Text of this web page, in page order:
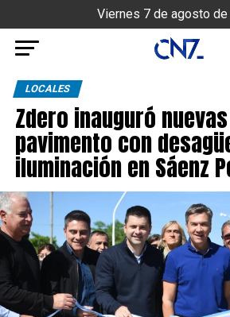
Viernes 7 de agosto
LOCALES
Zdero inauguró
pavimento con
iluminación en Sáenz